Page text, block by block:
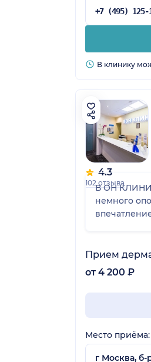
В клинику
4.3
102 отзыва
В ОН
немного
Прием
от 4 200 ₽
Место приёма:
г Москва, б-